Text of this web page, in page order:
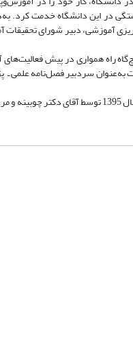
شد و تا زمان بازنشستگی در این
آموزشی، دبیر شورای
راه همواری در پیش فعالیت‌های
سردبیر فصل‌نامه علمی